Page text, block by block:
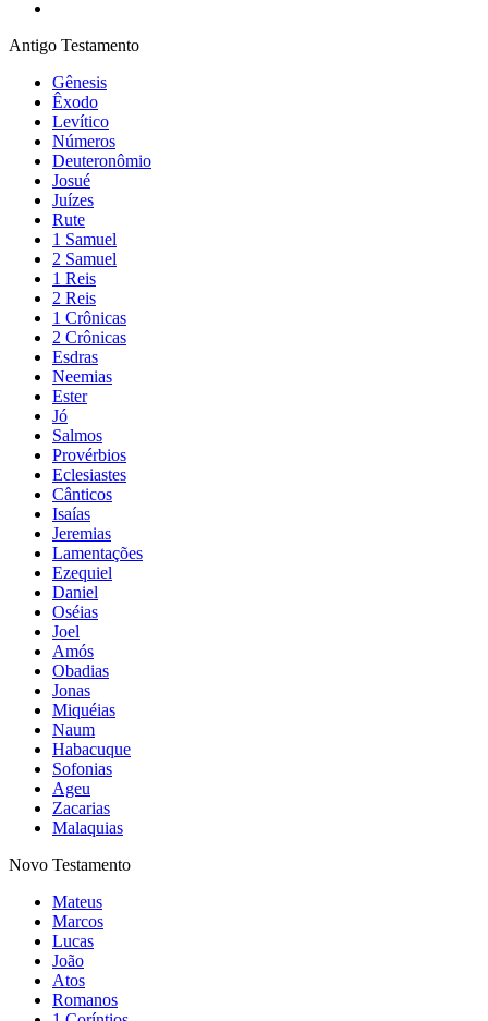
Antigo Testamento
Gênesis
Êxodo
Levítico
Números
Deuteronômio
Josué
Juízes
Rute
1 Samuel
2 Samuel
1 Reis
2 Reis
1 Crônicas
2 Crônicas
Esdras
Neemias
Ester
Jó
Salmos
Provérbios
Eclesiastes
Cânticos
Isaías
Jeremias
Lamentações
Ezequiel
Daniel
Oséias
Joel
Amós
Obadias
Jonas
Miquéias
Naum
Habacuque
Sofonias
Ageu
Zacarias
Malaquias
Novo Testamento
Mateus
Marcos
Lucas
João
Atos
Romanos